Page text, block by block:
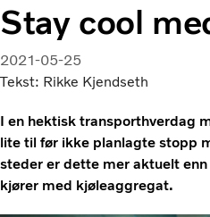
Lastebiler
Nyheter
Verksted & Service
Bestill time
Kurs og rådgivning
Stay cool
2021-05-25
Tekst: Rikke Kjendseth
I en hektisk transporthverdag
lite til før ikke planlagte stopp
steder er dette mer aktuelt
kjører med kjøleaggregat.